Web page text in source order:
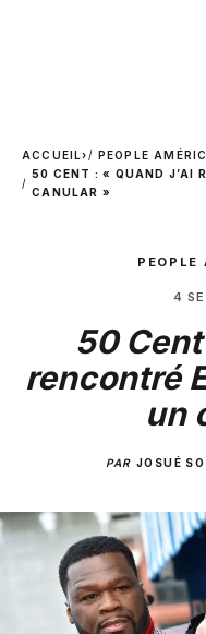
ACCUEIL› PEOPLE
50 CENT : « QUAND J’AI
CANULAR »
PEOPLE
4
50 Cent
rencontré
un
PARJOSUÉ